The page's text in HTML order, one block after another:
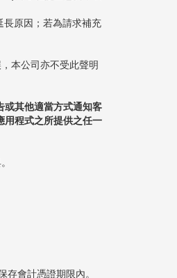
長原因；若為請求補充
本公司亦不受此聲明
或其他適當方式通知客
用程式之所提供之任一
存會計憑證期限內。